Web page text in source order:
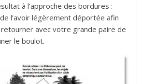
à l’approche des bordures :
l’avoir légèrement déportée afin
avec votre grande paire de
le boulot.